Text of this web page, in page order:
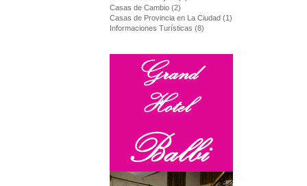
Casas de Cambio (2)
Casas de Provincia en La Ciudad (1)
Informaciones Turísticas (8)